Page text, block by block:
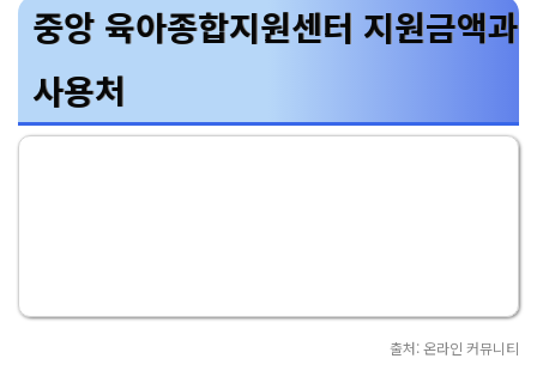
중앙 육아종합지원센터 지원금액과
사용처
출처: 온라인 커뮤니티